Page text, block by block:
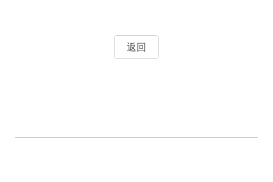
返回